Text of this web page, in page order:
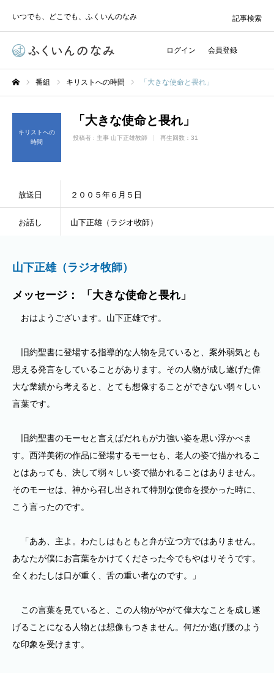
いつでも、どこでも、ふくいんのなみ
ログイン 会員登録
記事検索
番組 キリストへの時間 「大きな使命と畏れ」
キリストへの
時間
「大きな使命と畏れ」
投稿者 : 主事 山下正雄教師 再生回数：31
放送日 ２００５年６月５日
お話し 山下正雄（ラジオ牧師）
山下正雄（ラジオ牧師）
メッセージ： 「大きな使命と畏れ」
おはようございます。山下正雄です。
旧約聖書に登場する指導的な人物を見ていると、案外弱気とも
思える発言をしていることがあります。その人物が成し遂げた偉
大な業績から考えると、とても想像することができない弱々しい
言葉です。
旧約聖書のモーセと言えばだれもが力強い姿を思い浮かべま
す。西洋美術の作品に登場するモーセも、老人の姿で描かれるこ
とはあっても、決して弱々しい姿で描かれることはありません。
そのモーセは、神から召し出されて特別な使命を授かった時に、
こう言ったのです。
「ああ、主よ。わたしはもともと弁が立つ方ではありません。
あなたが僕にお言葉をかけてくださった今でもやはりそうです。
全くわたしは口が重く、舌の重い者なのです。」
この言葉を見ていると、この人物がやがて偉大なことを成し遂
げることになる人物とは想像もつきません。何だか逃げ腰のよう
な印象を受けます。